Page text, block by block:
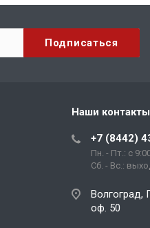
Наши контакты
+7 (8442)
Пн. - Пт.: с
Сб. - Вс.:
Волгоград,
оф. 50